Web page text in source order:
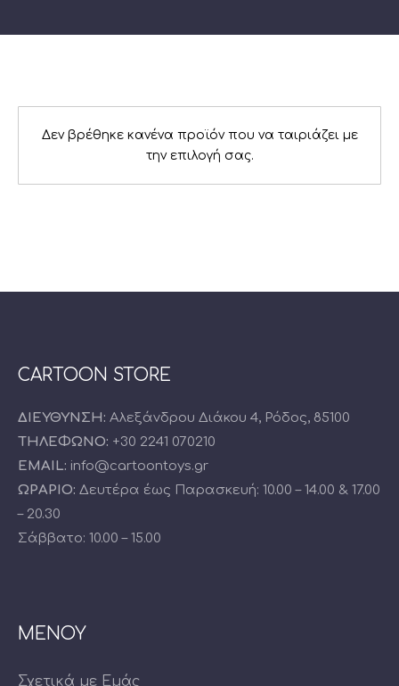
Δεν βρέθηκε κανένα προϊόν που να ταιριάζει με
την επιλογή σας.
CARTOON STORE
ΔΙΕΥΘΥΝΣΗ: Αλεξάνδρου Διάκου 4, Ρόδος, 85100
ΤΗΛΕΦΩΝΟ: +30 2241 070210
EMAIL: info@cartoontoys.gr
ΩΡΑΡΙΟ: Δευτέρα έως Παρασκευή: 10.00 – 14.00 & 17.00
– 20.30
Σάββατο: 10.00 – 15.00
ΜΕΝΟΥ
Σχετικά με Εμάς